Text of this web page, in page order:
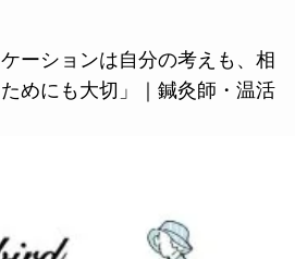
ーションは自分の考えも、相
めにも大切」｜鍼灸師・温活